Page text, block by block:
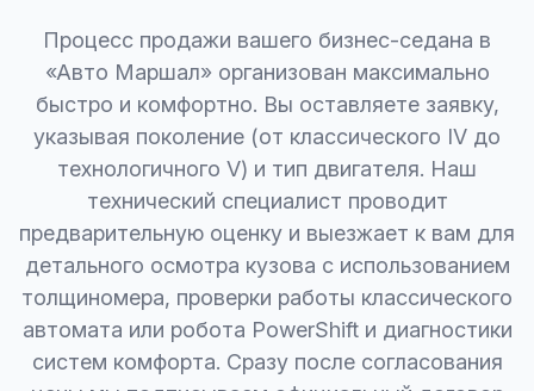
Процесс продажи вашего бизнес-седана в
«Авто Маршал» организован максимально
быстро и комфортно. Вы оставляете заявку,
указывая поколение (от классического IV до
технологичного V) и тип двигателя. Наш
технический специалист проводит
предварительную оценку и выезжает к вам для
детального осмотра кузова с использованием
толщиномера, проверки работы классического
автомата или робота PowerShift и диагностики
систем комфорта. Сразу после согласования